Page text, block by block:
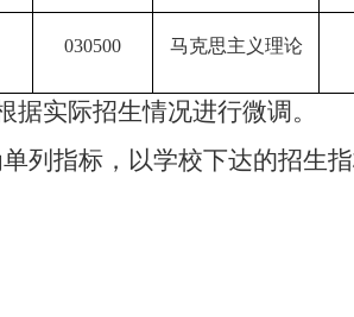
030500 马克思主义理论
据实际招生情况进行微调。
列指标，以学校下达的招生指